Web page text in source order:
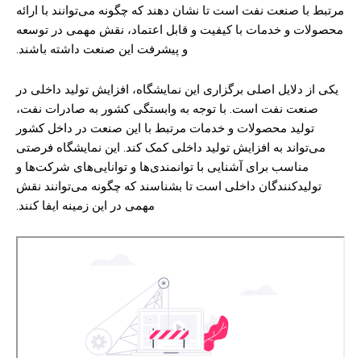
مرتبط با صنعت نفت است تا نشان دهند که چگونه می‌توانند با ارائه
محصولات و خدمات با کیفیت و قابل اعتماد، نقش مهمی در توسعه
و پیشرفت این صنعت داشته باشند.
یکی از دلایل اصلی برگزاری این نمایشگاه، افزایش تولید داخلی در
صنعت نفت است. با توجه به وابستگی کشور به صادرات نفت،
تولید محصولات و خدمات مرتبط با این صنعت در داخل کشور
می‌تواند به افزایش تولید داخلی کمک کند. این نمایشگاه فرصتی
مناسب برای آشنایی با توانمندی‌ها و توانایی‌های شرکت‌ها و
تولیدکنندگان داخلی است تا بشناسند که چگونه می‌توانند نقش
مهمی در این زمینه ایفا کنند.